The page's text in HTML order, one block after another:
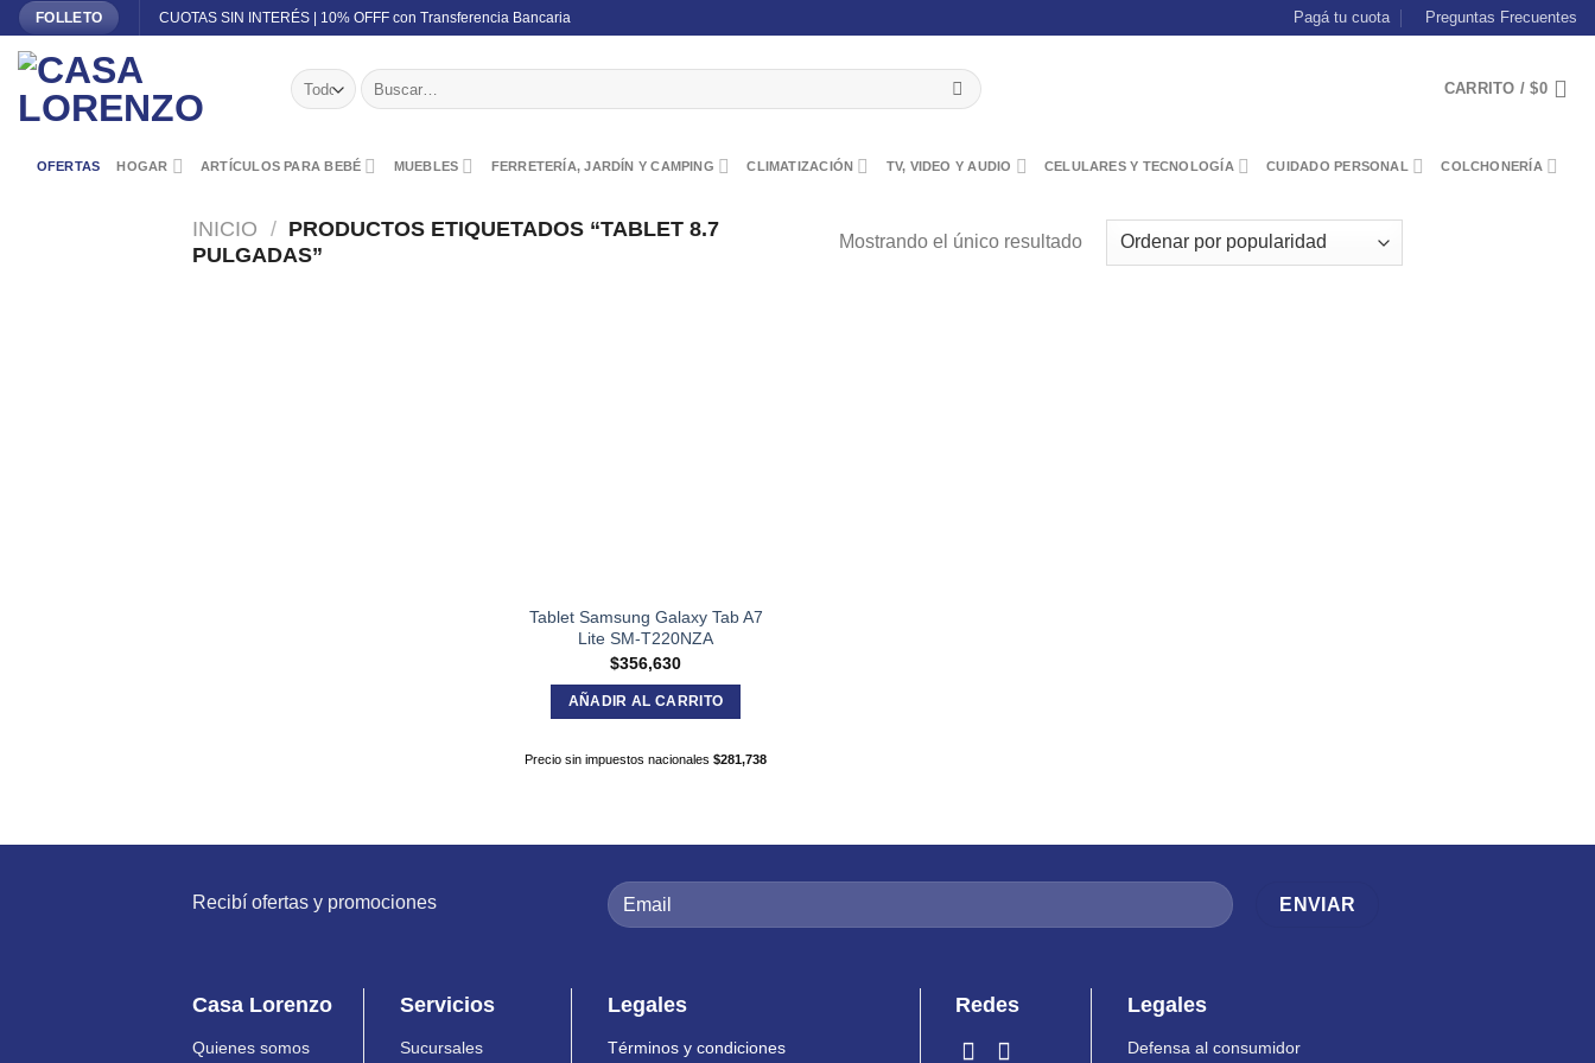
Skip
content
FOLLETO CUOTAS SIN INTERÉS | 10% OFFF con Transferencia Bancaria Pagá tu cuota Preguntas Frecuentes
Buscar
por:
CARRITO /$0
OFERTAS HOGAR ARTÍCULOS PARA BEBÉ MUEBLES FERRETERÍA, JARDÍN Y CAMPING CLIMATIZACIÓN TV, VIDEO Y AUDIO CELULARES Y TECNOLOGÍA CUIDADO PERSONAL COLCHONERÍA
INICIO / PRODUCTOS ETIQUETADOS “TABLET 8.7
PULGADAS”
Mostrando el único resultado
Tablet Samsung Galaxy Tab A7
Lite SM-T220NZA
$356,630
AÑADIR AL CARRITO
Precio sin impuestos nacionales$281,738
Recibí ofertas y promociones
Casa Lorenzo
Quienes somos
Servicios
Sucursales
Legales
Términos y condiciones
Redes Legales
Defensa al consumidor